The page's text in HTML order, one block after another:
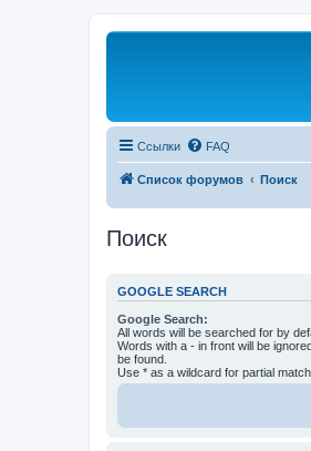
Ссылки FAQ
Список форумов Поиск
Поиск
GOOGLE SEARCH
Google Search:
All words will be searched for by
Words with a - in front will be
be found.
Use * as a wildcard for partial